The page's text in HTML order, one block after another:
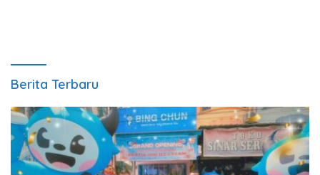
Berita Terbaru